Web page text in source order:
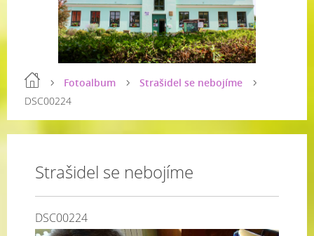
Fotoalbum
Strašidel se nebojíme
DSC00224
Strašidel se nebojíme
DSC00224